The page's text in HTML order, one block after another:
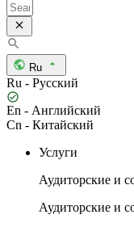
Ru
Ru - Русский
En - Английский
Cn - Китайский
Услуги
Аудиторские и
Аудиторские и